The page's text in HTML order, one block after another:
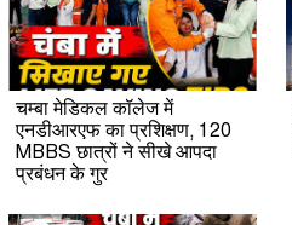
चम्बा मेडिकल कॉलेज में
एनडीआरएफ का प्रशिक्षण, 120
MBBS छात्रों ने सीखे आपदा
प्रबंधन के गुर